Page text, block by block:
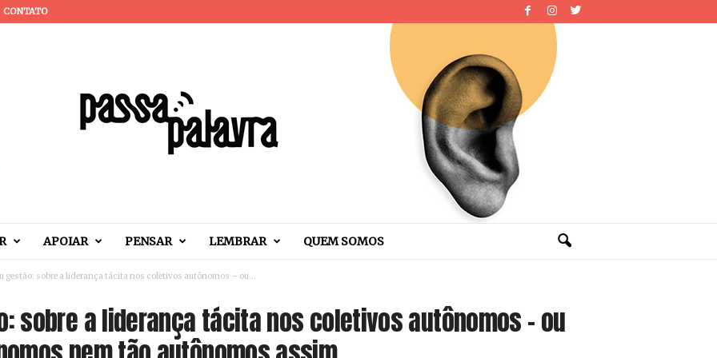
CONTATO
APOIAR PENSAR LEMBRAR QUEM SOMOS
gestão: sobre a liderança tácita nos coletivos autônomos – ou...
sobre a liderança tácita nos coletivos autônomos – ou